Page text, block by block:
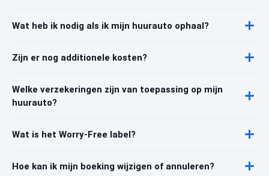
Wat heb ik nodig als ik mijn huurauto ophaal?
Zijn er nog additionele kosten?
Welke verzekeringen zijn van toepassing op mijn
huurauto?
Wat is het Worry-Free label?
Hoe kan ik mijn boeking wijzigen of annuleren?